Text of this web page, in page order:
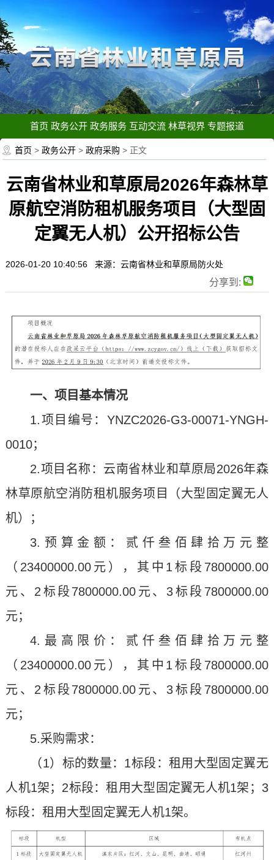
首页 政务公开 政务服务 互动交流 林草视界 专题报道
首页 >政务公开 >政府采购 > 正文
云南省林业和草原局2026年森林草
原航空消防租机服务项目（大型固
定翼无人机）公开招标公告
2026-01-20 10:40:56 来源：云南省林业和草原局防火处
分享到:
一、项目基本情况
1.项目编号：YNZC2026-G3-00071-YNGH-
0010；
2.项目名称：云南省林业和草原局2026年森
林草原航空消防租机服务项目（大型固定翼无人
机）；
3.预算金额：贰仟叁佰肆拾万元整
（23400000.00元），其中1标段7800000.00
元、2标段7800000.00元、3标段7800000.00
元；
4.最高限价：贰仟叁佰肆拾万元整
（23400000.00元），其中1标段7800000.00
元、2标段7800000.00元、3标段7800000.00
元；
5.采购需求：
（1）标的数量：1标段：租用大型固定翼无
人机1架；2标段：租用大型固定翼无人机1架；3
标段：租用大型固定翼无人机1架。